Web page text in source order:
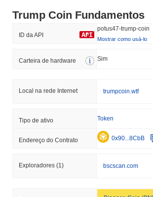
Trump Coin Fundamentos
ID da API
potus47-trump-coin
Mostrar como usá-lo
Carteira de hardware Sim
Local na rede Internet trumpcoin.wtf
Tipo de ativo Token
Endereço do Contrato 0x90...8CbB
Exploradores (1) bscscan.com